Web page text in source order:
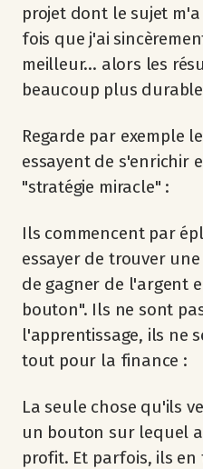
projet dont le sujet
fois que j'ai
meilleur... alors les
beaucoup plus
Regarde par exemple
essayent de s'enrichir
"stratégie miracle" :
Ils commencent par
essayer de trouver
de gagner de l'argent
bouton". Ils ne sont
l'apprentissage, ils ne
tout pour la finance :
La seule chose qu'ils
un bouton sur lequel
profit. Et parfois, ils